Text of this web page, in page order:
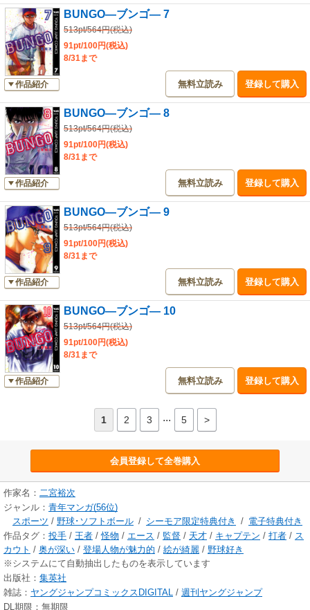
作品紹介
BUNGO―ブンゴ― 7
513pt/564円(税込)
91pt/100円(税込)
8/31まで
無料立読み 登録して購入
作品紹介
BUNGO―ブンゴ― 8
513pt/564円(税込)
91pt/100円(税込)
8/31まで
無料立読み 登録して購入
作品紹介
BUNGO―ブンゴ― 9
513pt/564円(税込)
91pt/100円(税込)
8/31まで
無料立読み 登録して購入
作品紹介
BUNGO―ブンゴ― 10
513pt/564円(税込)
91pt/100円(税込)
8/31まで
無料立読み 登録して購入
1 2 3 ... 5 >
会員登録して全巻購入
作家名： 二宮裕次
ジャンル： 青年マンガ(56位)
スポーツ / 野球･ソフトボール / シーモア限定特典付き / 電子特典付き
作品タグ： 投手 / 王者 /怪物 / エース / 監督 / 天才 / キャプテン / 打者 / ス
カウト / 奥が深い / 登場人物が魅力的 / 絵が綺麗 / 野球好き
※システムにて自動抽出したものを表示しています
出版社： 集英社
雑誌： ヤングジャンプコミックスDIGITAL / 週刊ヤングジャンプ
DL期限：無期限